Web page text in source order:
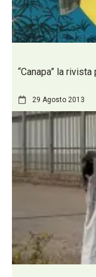
“Canapa” la
29 Agosto 2013